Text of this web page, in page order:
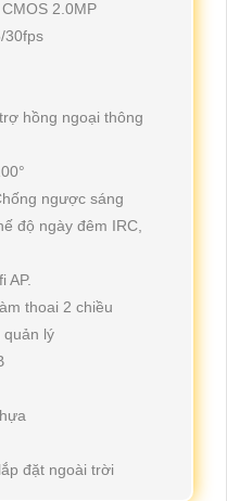
2.0MP
30fps
hồng ngoại thông
ngược sáng
độ ngày đêm IRC,
AP.
thoai 2 chiều
quản lý
đặt ngoài trời